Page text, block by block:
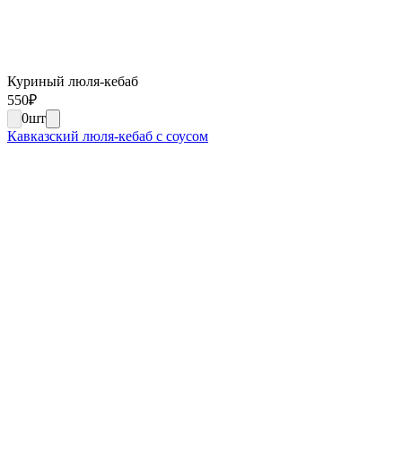
Куриный люля-кебаб
550₽
0шт
Кавказский люля-кебаб с соусом